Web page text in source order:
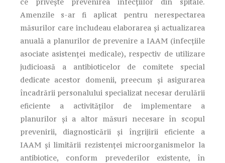
Amenzile s-ar fi aplicat pentru nerespectarea
măsurilor care includeau elaborarea și actualizarea
anuală a planurilor de prevenire a IAAM (infecțiile
asociate asistenței medicale), respectiv de utilizare
judicioasă a antibioticelor de comitete special
dedicate acestor domenii, preecum și asigurarea
încadrării personalului specializat necesar derulării
eficiente a activităților de implementare a
planurilor și a altor măsuri necesare în scopul
prevenirii, diagnosticării și îngrijirii eficiente a
IAAM și limitării rezistenței microorganismelor la
antibiotice, conform prevederilor existente, în